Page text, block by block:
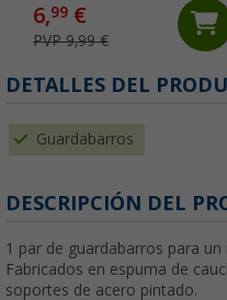
6,99 €
PVP 9,99 €
DETALLES DEL
Guardabarros
DESCRIPCIÓN DEL
1 par de guardabarros para
Fabricados en espuma de
soportes de acero pintado.